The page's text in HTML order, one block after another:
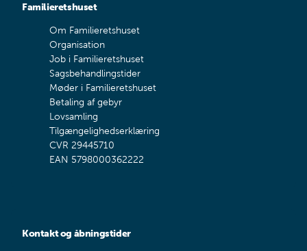
Familieretshuset
Om Familieretshuset
Organisation
Job i Familieretshuset
Sagsbehandlingstider
Møder i Familieretshuset
Betaling af gebyr
Lovsamling
Tilgængelighedserklæring
CVR 29445710
EAN 5798000362222
Kontakt og åbningstider